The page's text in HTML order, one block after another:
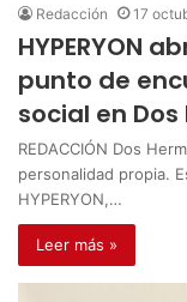
Redacción 17
HYPERYON
punto de
social en
REDACCIÓN Dos
personalidad propia.
HYPERYON,…
Leer más »